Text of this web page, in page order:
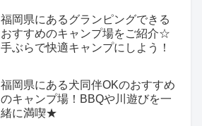
福岡県にあるグランピングできる
おすすめのキャンプ場をご紹介☆
手ぶらで快適キャンプにしよう！
福岡県にある犬同伴OKのおすすめ
のキャンプ場！BBQや川遊びを一
緒に満喫★